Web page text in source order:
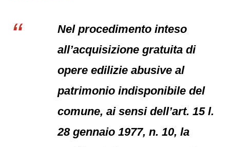
Nel procedimento inteso
all’acquisizione gratuita di
opere edilizie abusive al
patrimonio indisponibile del
comune, ai sensi dell’art. 15 l.
28 gennaio 1977, n. 10, la